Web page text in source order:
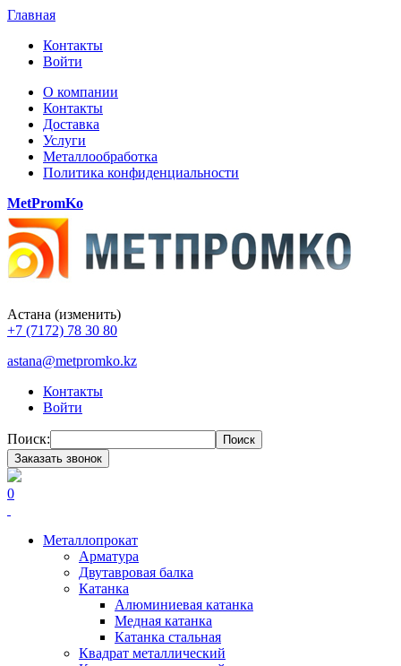
Главная
Контакты
Войти
О компании
Контакты
Доставка
Услуги
Металлообработка
Политика конфиденциальности
MetPromKo
Астана (изменить)
+7 (7172) 78 30 80
astana@metpromko.kz
Контакты
Войти
Поиск:
Поиск
Заказать звонок
0
Металлопрокат
Арматура
Двутавровая балка
Катанка
Алюминиевая катанка
Медная катанка
Катанка стальная
Квадрат металлический